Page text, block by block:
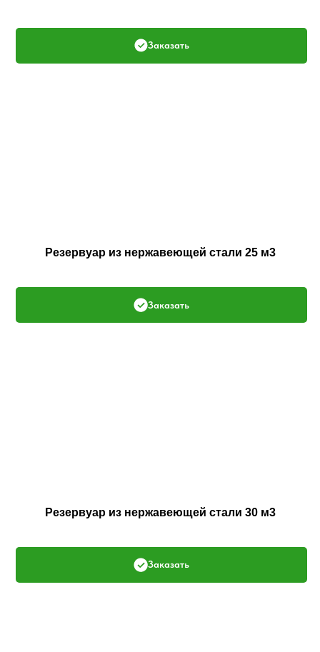
Заказать
Резервуар из нержавеющей стали 25 м3
Заказать
Резервуар из нержавеющей стали 30 м3
Заказать